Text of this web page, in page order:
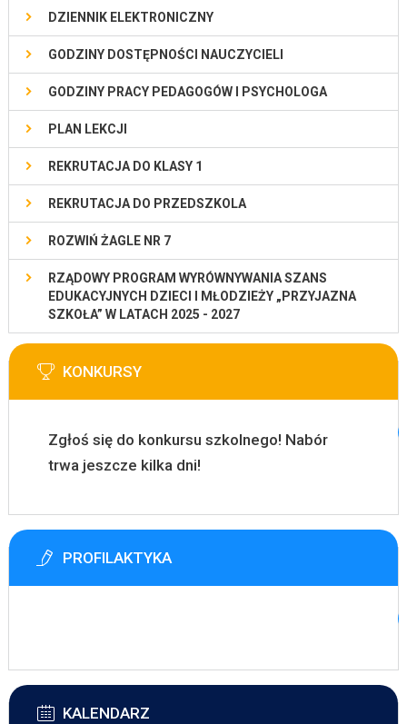
DZIENNIK ELEKTRONICZNY
GODZINY DOSTĘPNOŚCI NAUCZYCIELI
GODZINY PRACY PEDAGOGÓW I PSYCHOLOGA
PLAN LEKCJI
REKRUTACJA DO KLASY 1
REKRUTACJA DO PRZEDSZKOLA
ROZWIŃ ŻAGLE NR 7
RZĄDOWY PROGRAM WYRÓWNYWANIA SZANS
EDUKACYJNYCH DZIECI I MŁODZIEŻY „PRZYJAZNA
SZKOŁA” W LATACH 2025 - 2027
KONKURSY
Zgłoś się do konkursu szkolnego! Nabór
trwa jeszcze kilka dni!
PROFILAKTYKA
KALENDARZ